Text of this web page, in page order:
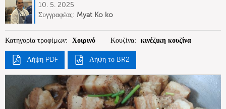
10. 5. 2025
Συγγραφέας: Myat Ko ko
Κατηγορία τροφίμων: Χοιρινό Κουζίνα: κινέζικη κουζίνα
Λήψη PDF Λήψη το BR2